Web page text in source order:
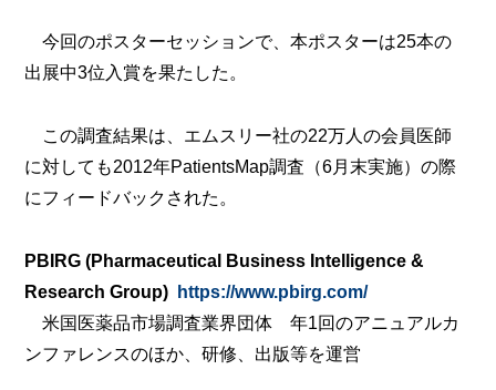
今回のポスターセッションで、本ポスターは25本の
出展中3位入賞を果たした。
この調査結果は、エムスリー社の22万人の会員医師
に対しても2012年PatientsMap調査（6月末実施）の際
にフィードバックされた。
PBIRG (Pharmaceutical Business Intelligence &
Research Group)
https://www.pbirg.com/
米国医薬品市場調査業界団体 年1回のアニュアルカ
ンファレンスのほか、研修、出版等を運営